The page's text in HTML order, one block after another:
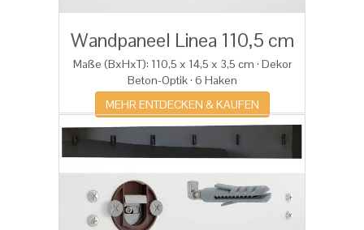
Wandpaneel Linea 110,5 cm
Maße (BxHxT): 110,5 x 14,5 x 3,5 cm · Dekor
Beton-Optik · 6 Haken
MEHR ENTDECKEN & KAUFEN